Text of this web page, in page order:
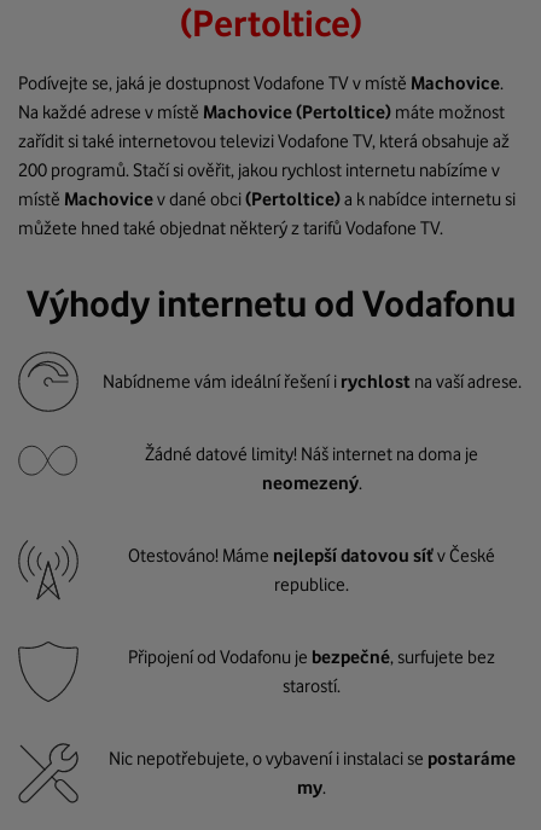
(Pertoltice)
Podívejte se, jaká je dostupnost Vodafone TV v místě Machovice.
Na každé adrese v místě Machovice(Pertoltice) máte možnost
zařídit si také internetovou televizi Vodafone TV, která obsahuje až
200 programů. Stačí si ověřit, jakou rychlost internetu nabízíme v
místě Machovicev dané obci(Pertoltice)a k nabídce internetu si
můžete hned také objednat některý z tarifů Vodafone TV.
Výhody internetu od Vodafonu
Nabídneme vám ideální řešení i rychlost na vaší adrese.
Žádné datové limity! Náš internet na doma je
neomezený.
Otestováno! Máme nejlepší datovou síťv České
republice.
Připojení od Vodafonu je bezpečné, surfujete bez
starostí.
Nic nepotřebujete, o vybavení i instalaci se postaráme
my.